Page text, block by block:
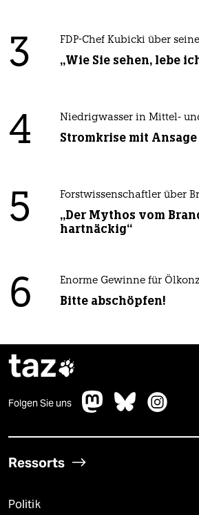
3 FDP-Chef Kubicki über
„Wie Sie sehen, lebe
4 Niedrigwasser in Mittel-
Stromkrise mit Ansage
5 Forstwissenschaftler über
„Der Mythos vom
hartnäckig“
6 Enorme Gewinne für
Bitte abschöpfen!
taz
Folgen Sie uns
Ressorts
Politik